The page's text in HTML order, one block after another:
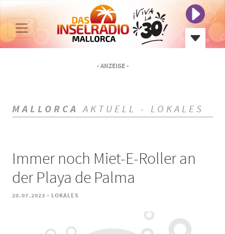
- ANZEIGE -
MALLORCA AKTUELL - LOKALES
Immer noch Miet-E-Roller an
der Playa de Palma
20.07.2023 - LOKALES